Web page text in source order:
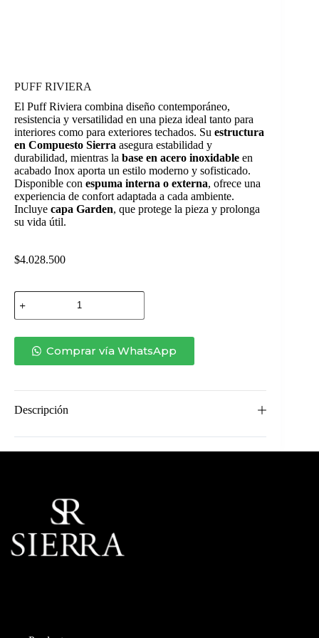
PUFF RIVIERA
El Puff Riviera combina diseño contemporáneo,
resistencia y versatilidad en una pieza ideal tanto para
interiores como para exteriores techados. Su estructura
en Compuesto Sierra asegura estabilidad y
durabilidad, mientras la base en acero inoxidable en
acabado Inox aporta un estilo moderno y sofisticado.
Disponible con espuma interna o externa, ofrece una
experiencia de confort adaptada a cada ambiente.
Incluye capa Garden, que protege la pieza y prolonga
su vida útil.
$4.028.500
PUFF
RIVIERA
cantidad
Comprar vía WhatsApp
Descripción